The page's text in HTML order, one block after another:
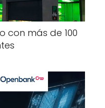
con más de 100